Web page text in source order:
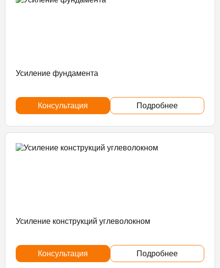
Усиление фундамента
Консультация Подробнее
Усиление конструкций углеволокном
Консультация Подробнее